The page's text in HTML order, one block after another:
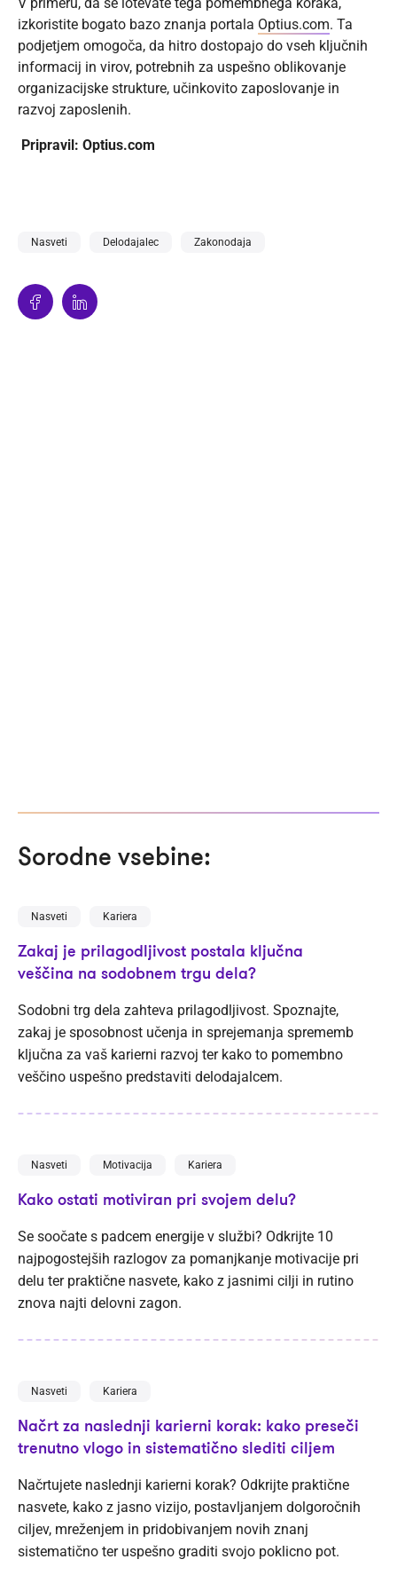
izkoristite bogato bazo znanja portala Optius.com. Ta
podjetjem omogoča, da hitro dostopajo do vseh ključnih
informacij in virov, potrebnih za uspešno oblikovanje
organizacijske strukture, učinkovito zaposlovanje in
razvoj zaposlenih.
Pripravil: Optius.com
Nasveti Delodajalec Zakonodaja
Sorodne vsebine:
Nasveti Kariera
Zakaj je prilagodljivost postala ključna
veščina na sodobnem trgu dela?
Sodobni trg dela zahteva prilagodljivost. Spoznajte,
zakaj je sposobnost učenja in sprejemanja sprememb
ključna za vaš karierni razvoj ter kako to pomembno
veščino uspešno predstaviti delodajalcem.
Nasveti Motivacija Kariera
Kako ostati motiviran pri svojem delu?
Se soočate s padcem energije v službi? Odkrijte 10
najpogostejših razlogov za pomanjkanje motivacije pri
delu ter praktične nasvete, kako z jasnimi cilji in rutino
znova najti delovni zagon.
Nasveti Kariera
Načrt za naslednji karierni korak: kako preseči
trenutno vlogo in sistematično slediti ciljem
Načrtujete naslednji karierni korak? Odkrijte praktične
nasvete, kako z jasno vizijo, postavljanjem dolgoročnih
ciljev, mreženjem in pridobivanjem novih znanj
sistematično ter uspešno graditi svojo poklicno pot.